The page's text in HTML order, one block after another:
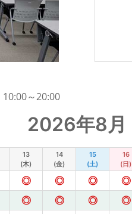
～20:00
2026年8月
13
(木)
14
(金)
15
(土)
16
(日)
◎ ◎ ◎ ◎
◎ ◎ ◎ ◎